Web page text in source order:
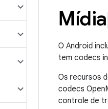
Mídia
O Android
tem codecs
Os recursos
codecs
controle de